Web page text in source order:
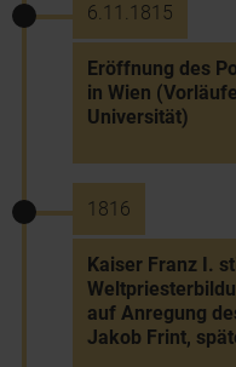
6.11.1815
Eröffnung des
in Wien
Universität)
1816
Kaiser Franz I.
auf Anregung
Jakob Frint,